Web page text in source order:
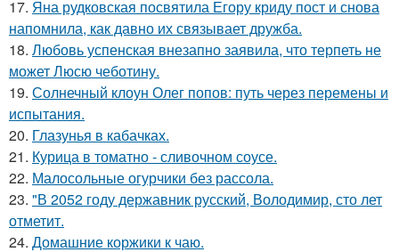
17. Яна рудковская посвятила Егору криду пост и снова
напомнила, как давно их связывает дружба.
18. Любовь успенская внезапно заявила, что терпеть не
может Люсю чеботину.
19. Солнечный клоун Олег попов: путь через перемены и
испытания.
20. Глазунья в кабачках.
21. Курица в томатно - сливочном соусе.
22. Малосольные огурчики без рассола.
23. "В 2052 году державник русский, Володимир, сто лет
отметит.
24. Домашние коржики к чаю.